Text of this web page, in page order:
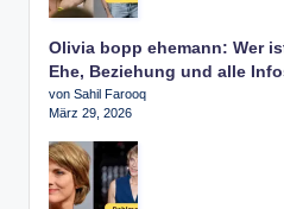
Olivia bopp ehemann: Wer
Ehe, Beziehung und alle
von Sahil Farooq
März 29, 2026